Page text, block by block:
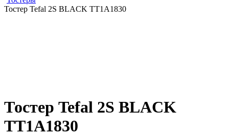
Тостер Tefal 2S BLACK TT1A1830
Тостер Tefal 2S BLACK
TT1A1830